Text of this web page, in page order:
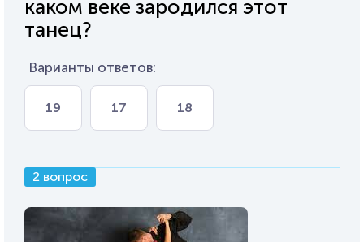
каком веке зародился этот
танец?
Варианты ответов:
19 17 18
2 вопрос